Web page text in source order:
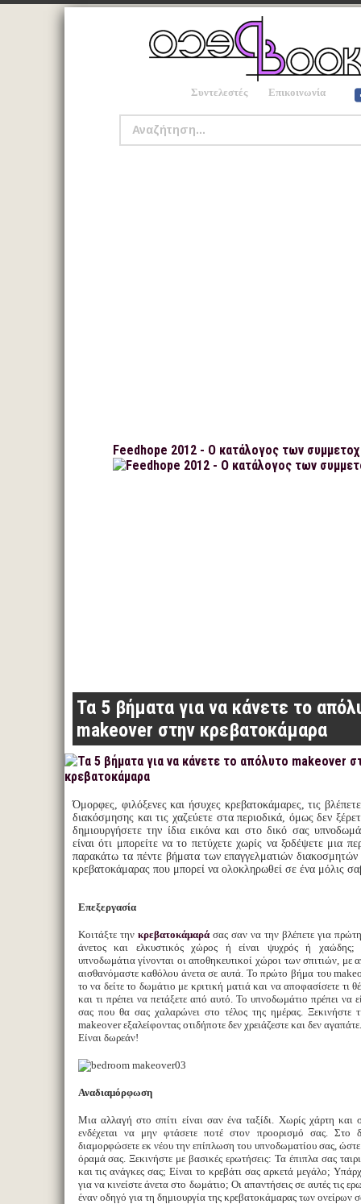
Συντελεστές Επικοινωνία
Feedhope 2012 - Ο κατάλογος των
Τα 5 βήματα για να κάνετε το
makeover στην κρεβατοκάμαρα
Όμορφες, φιλόξενες και ήσυχες κρεβατοκάμαρες, τις βλέπετε
διακόσμησης και τις χαζεύετε στα περιοδικά, όμως δεν
δημιουργήσετε την ίδια εικόνα και στο δικό σας
είναι ότι μπορείτε να το πετύχετε χωρίς να ξοδέψετε μια
παρακάτω τα πέντε βήματα των επαγγελματιών
κρεβατοκάμαρας που μπορεί να ολοκληρωθεί σε ένα μόλις
Επεξεργασία
Κοιτάξτε την κρεβατοκάμαράσας σαν να την βλέπετε για
άνετος και ελκυστικός χώρος ή είναι ψυχρός ή
υπνοδωμάτια γίνονται οι αποθηκευτικοί χώροι των σπιτιών, με
αισθανόμαστε καθόλου άνετα σε αυτά. Το πρώτο βήμα του
το να δείτε το δωμάτιο με κριτική ματιά και να αποφασίσετε τι
και τι πρέπει να πετάξετε από αυτό. Το υπνοδωμάτιο πρέπει να
σας που θα σας χαλαρώνει στο τέλος της ημέρας. Ξεκινήστε
makeover εξαλείφοντας οτιδήποτε δεν χρειάζεστε και δεν
Είναι δωρεάν!
Αναδιαμόρφωση
Μια αλλαγή στο σπίτι είναι σαν ένα ταξίδι. Χωρίς χάρτη και
ενδέχεται να μην φτάσετε ποτέ στον προορισμό σας. Στο
διαμορφώσετε εκ νέου την επίπλωση του υπνοδωματίου σας, ώστε
όραμά σας. Ξεκινήστε με βασικές ερωτήσεις: Τα έπιπλα σας
και τις ανάγκες σας; Είναι το κρεβάτι σας αρκετά μεγάλο;
για να κινείστε άνετα στο δωμάτιο; Οι απαντήσεις σε αυτές τις
έναν οδηγό για τη δημιουργία της κρεβατοκάμαρας των ονείρων